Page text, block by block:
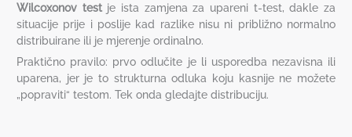
Wilcoxonov testje ista zamjena za upareni t-test, dakle za
situacije prije i poslije kad razlike nisu ni približno normalno
distribuirane ili je mjerenje ordinalno.
Praktično pravilo: prvo odlučite je li usporedba nezavisna ili
uparena, jer je to strukturna odluka koju kasnije ne možete
„popraviti“ testom. Tek onda gledajte distribuciju.